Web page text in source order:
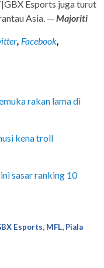
Esports juga turut
Asia. — Majoriti
, Facebook,
rakan lama di
kena troll
sasar ranking 10
Esports, MFL, Piala